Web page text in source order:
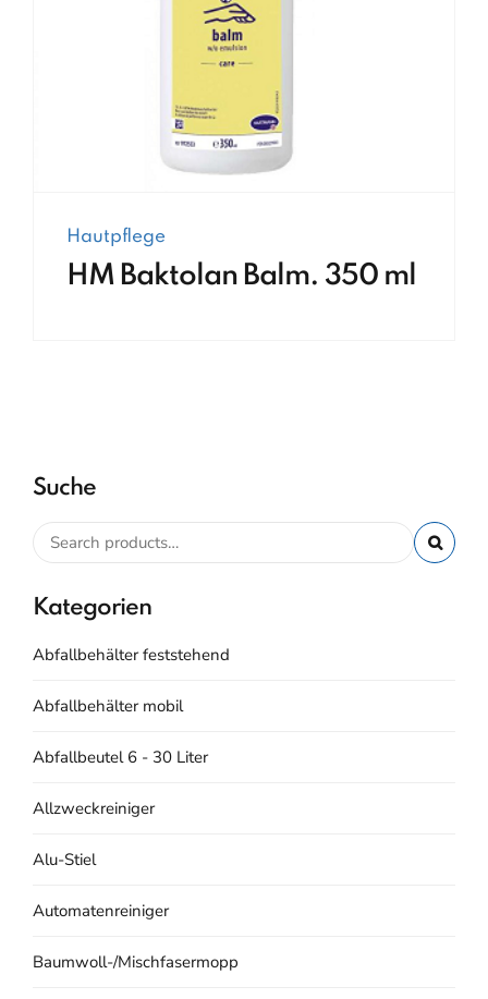
Hautpflege
HM Baktolan Balm. 350 ml
Suche
Kategorien
Abfallbehälter feststehend
Abfallbehälter mobil
Abfallbeutel 6 - 30 Liter
Allzweckreiniger
Alu-Stiel
Automatenreiniger
Baumwoll-/Mischfasermopp